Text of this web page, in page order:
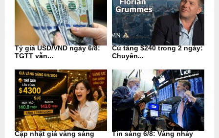
Tỷ giá USD/VND ngày 6/8:
TGTT vẫn...
Cú tăng $240 trong 2 ngày:
Chuyên...
Cập nhật giá vàng sáng
Tin sáng 6/8: Vàng nhảy